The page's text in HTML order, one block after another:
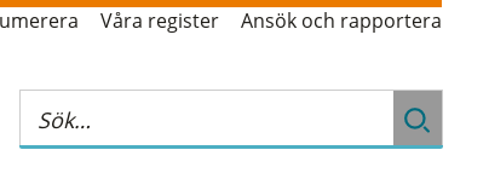
Våra register Ansök och rapportera